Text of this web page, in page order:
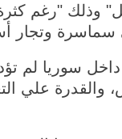
وذلك "رغم
سماسرة وتجار
سوريا لم
علي